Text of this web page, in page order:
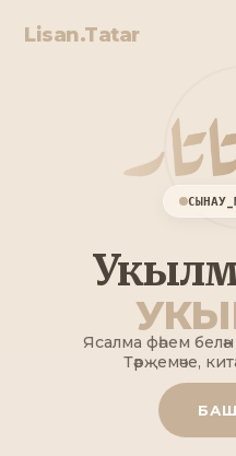
Lisan.Tatar
Һ1НВӨ
Ясалма фәһем
Тәрҗемәче,